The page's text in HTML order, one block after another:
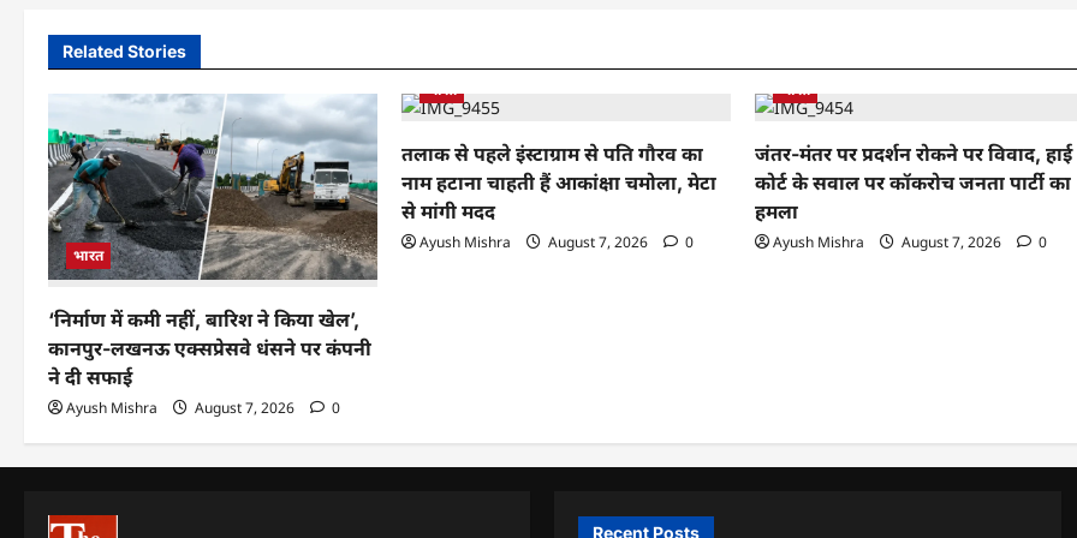
Related Stories
भारत
‘निर्माण में कमी नहीं, बारिश ने किया खेल’,
कानपुर-लखनऊ एक्सप्रेसवे धंसने पर कंपनी
ने दी सफाई
Ayush Mishra August 7, 2026 0
भारत
तलाक से पहले इंस्टाग्राम से पति गौरव का
नाम हटाना चाहती हैं आकांक्षा चमोला, मेटा
से मांगी मदद
Ayush Mishra August 7, 2026 0
भारत
जंतर-मंतर पर प्रदर्शन रोकने पर विवाद, हाई
कोर्ट के सवाल पर कॉकरोच जनता पार्टी का
हमला
Ayush Mishra August 7, 2026 0
Recent Posts